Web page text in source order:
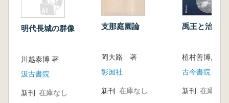
明代長城の群像
川越泰博 著
汲古書院
新刊 在庫なし
支那庭園論
岡大路 著
彰国社
新刊 在庫なし
禹王と治水
古今書院
新刊 在庫なし